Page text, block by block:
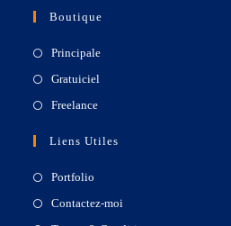
Boutique
Principale
Gratuiciel
Freelance
Liens Utiles
Portfolio
Contactez-moi